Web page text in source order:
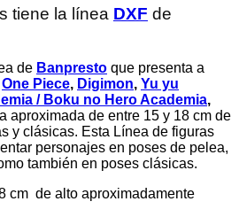
tiene la línea DXF de
de Banpresto que presenta a
One Piece, Digimon, Yu yu
/ Boku no Hero Academia,
aproximada de entre 15 y 18 cm de
y clásicas. Esta Línea de figuras
personajes en poses de pelea,
también en poses clásicas.
cm de alto aproximadamente